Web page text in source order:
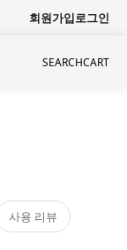
회원가입로그인
SEARCHCART
사용 리뷰